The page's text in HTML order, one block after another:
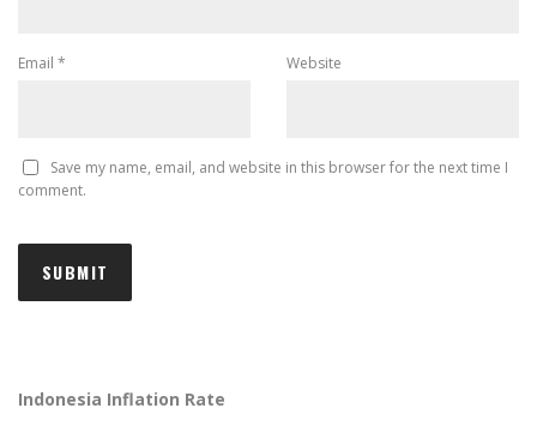
Email * Website
Save my name, email, and website in this browser for the next time I
comment.
Indonesia Inflation Rate